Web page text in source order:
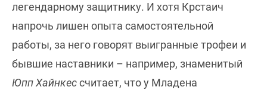
легендарному защитнику. И хотя Крстаич
напрочь лишен опыта самостоятельной
работы, за него говорят выигранные трофеи и
бывшие наставники – например, знаменитый
Юпп Хайнкессчитает, что у Младена